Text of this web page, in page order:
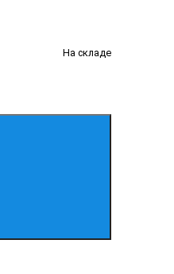
На складе